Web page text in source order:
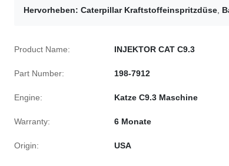
Hervorheben: Caterpillar Kraftstoffeinspritzdüse
Product Name: INJEKTOR CAT C9.3
Part Number: 198-7912
Engine: Katze C9.3 Maschine
Warranty: 6 Monate
Origin: USA